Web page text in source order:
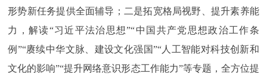
形势新任务提供全面辅导；二是拓宽格局视野、提升素养能
力，解读“习近平法治思想”“中国共产党思想政治工作条
例”“赓续中华文脉、建设文化强国”“人工智能对科技创新和
文化的影响”“提升网络意识形态工作能力”等专题，全方位提